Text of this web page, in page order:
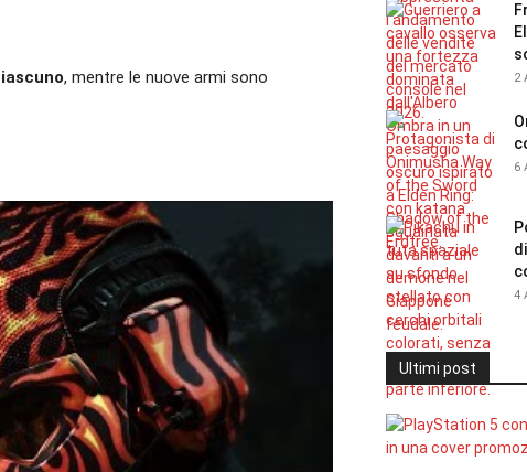
, mentre le nuove armi sono
2
6
4
Ultimi post